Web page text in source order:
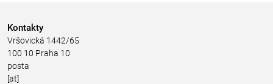
Kontakty
Vršovická 1442/65
100 10 Praha 10
posta
[at]